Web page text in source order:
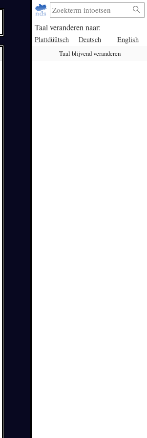
Taal veranderen naar:
Plattdüütsch Deutsch English
Taal blijvend veranderen